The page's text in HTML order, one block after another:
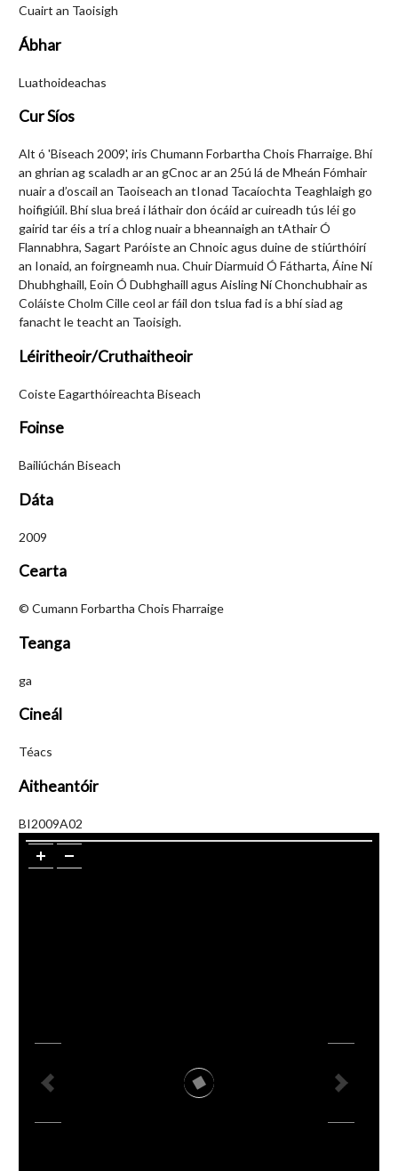
Cuairt an Taoisigh
Ábhar
Luathoideachas
Cur Síos
Alt ó 'Biseach 2009', iris Chumann Forbartha Chois Fharraige. Bhí
an ghrian ag scaladh ar an gCnoc ar an 25ú lá de Mheán Fómhair
nuair a d’oscail an Taoiseach an tIonad Tacaíochta Teaghlaigh go
hoifigiúil. Bhí slua breá i láthair don ócáid ar cuireadh tús léi go
gairid tar éis a trí a chlog nuair a bheannaigh an tAthair Ó
Flannabhra, Sagart Paróiste an Chnoic agus duine de stiúrthóirí
an Ionaid, an foirgneamh nua. Chuir Diarmuid Ó Fátharta, Áine Ní
Dhubhghaill, Eoin Ó Dubhghaill agus Aisling Ní Chonchubhair as
Coláiste Cholm Cille ceol ar fáil don tslua fad is a bhí siad ag
fanacht le teacht an Taoisigh.
Léiritheoir/Cruthaitheoir
Coiste Eagarthóireachta Biseach
Foinse
Bailiúchán Biseach
Dáta
2009
Cearta
© Cumann Forbartha Chois Fharraige
Teanga
ga
Cineál
Téacs
Aitheantóir
BI2009A02